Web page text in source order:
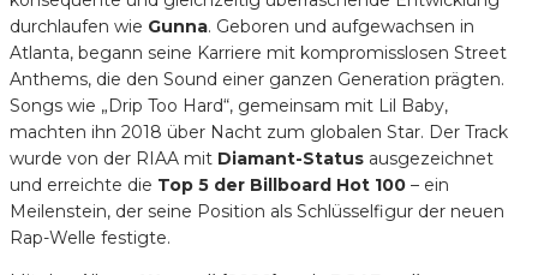
durchlaufen wie Gunna. Geboren und aufgewachsen in
Atlanta, begann seine Karriere mit kompromisslosen Street
Anthems, die den Sound einer ganzen Generation prägten.
Songs wie „Drip Too Hard“, gemeinsam mit Lil Baby,
machten ihn 2018 über Nacht zum globalen Star. Der Track
wurde von der RIAA mit Diamant-Status ausgezeichnet
und erreichte die Top 5 der Billboard Hot 100 – ein
Meilenstein, der seine Position als Schlüsselfigur der neuen
Rap-Welle festigte.